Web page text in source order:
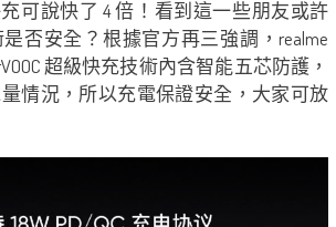
充可說快了 4 倍！看到這一些朋友或許
否安全？根據官方再三強調，realme
超級快充技術內含智能五芯防護，
情況，所以充電保證安全，大家可放